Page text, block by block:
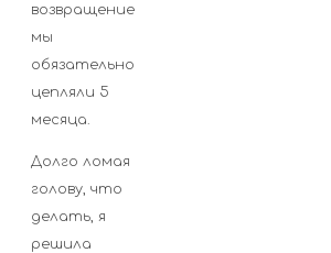
возвращение
мы
обязательно
цепляли 5
месяца.
Долго ломая
голову, что
делать, я
решила